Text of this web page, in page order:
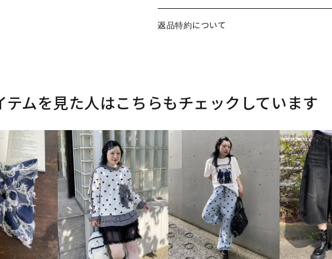
返品特約について
テムを見た人はこちらもチェックしています